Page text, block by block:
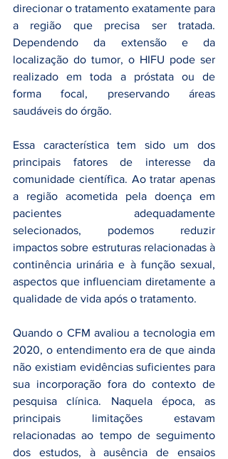
direcionar o tratamento exatamente para
a região que precisa ser tratada.
Dependendo da extensão e da
localização do tumor, o HIFU pode ser
realizado em toda a próstata ou de
forma focal, preservando áreas
saudáveis do órgão.
Essa característica tem sido um dos
principais fatores de interesse da
comunidade científica. Ao tratar apenas
a região acometida pela doença em
pacientes adequadamente
selecionados, podemos reduzir
impactos sobre estruturas relacionadas à
continência urinária e à função sexual,
aspectos que influenciam diretamente a
qualidade de vida após o tratamento.
Quando o CFM avaliou a tecnologia em
2020, o entendimento era de que ainda
não existiam evidências suficientes para
sua incorporação fora do contexto de
pesquisa clínica. Naquela época, as
principais limitações estavam
relacionadas ao tempo de seguimento
dos estudos, à ausência de ensaios